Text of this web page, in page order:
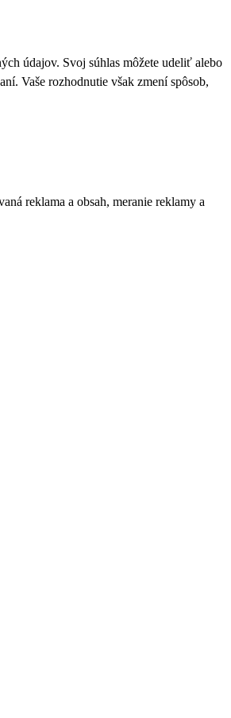
údajov. Svoj súhlas môžete udeliť alebo
Vaše rozhodnutie však zmení spôsob,
reklama a obsah, meranie reklamy a